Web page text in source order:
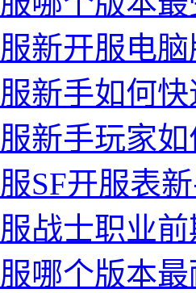
新开服电
新手如何
新手玩家
SF开服表
战士职业
哪个版本